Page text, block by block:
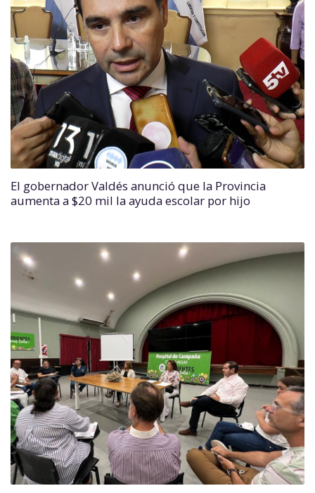
El gobernador Valdés anunció que la Provincia
aumenta a $20 mil la ayuda escolar por hijo